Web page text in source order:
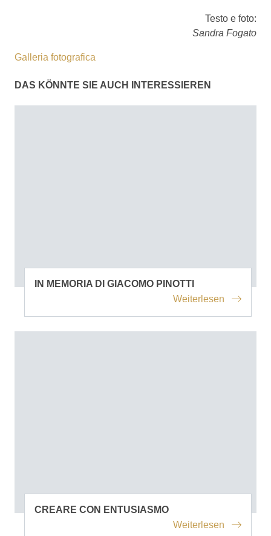
Testo e foto:
Sandra Fogato
Galleria fotografica
DAS KÖNNTE SIE AUCH INTERESSIEREN
IN MEMORIA DI GIACOMO PINOTTI
Weiterlesen
CREARE CON ENTUSIASMO
Weiterlesen